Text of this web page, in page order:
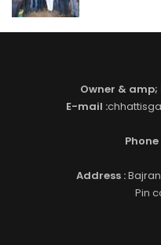
Owner & amp;
E-mail :
Phone
Address :
Pin